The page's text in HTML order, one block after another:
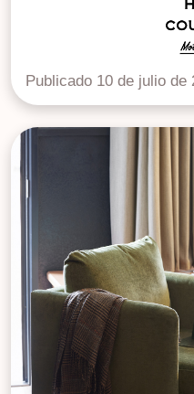
Publicado 10 de julio de